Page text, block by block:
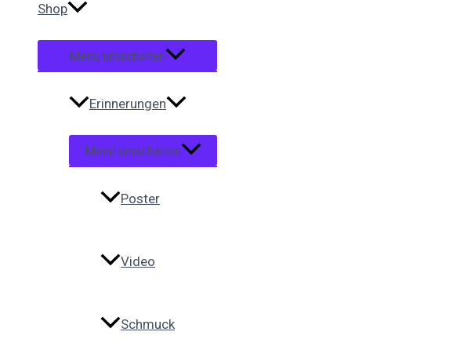
Shop
Menü umschalten
Erinnerungen
Menü umschalten
Poster
Video
Schmuck